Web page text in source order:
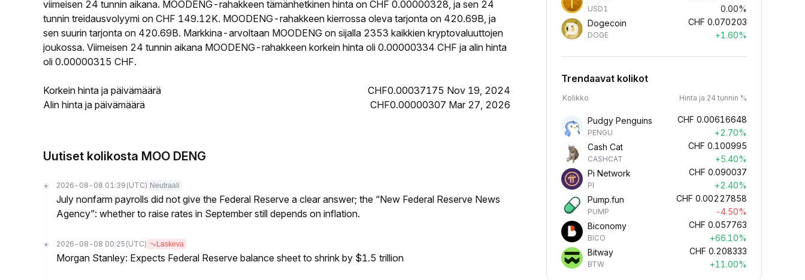
viimeisen 24 tunnin aikana. MOODENG-rahakkeen tämänhetkinen hinta on CHF 0.00000328, ja sen 24
tunnin treidausvolyymi on CHF 149.12K. MOODENG-rahakkeen kierrossa oleva tarjonta on 420.69B, ja
sen suurin tarjonta on 420.69B. Markkina-arvoltaan MOODENG on sijalla 2353 kaikkien kryptovaluuttojen
joukossa. Viimeisen 24 tunnin aikana MOODENG-rahakkeen korkein hinta oli 0.00000334 CHF ja alin hinta
oli 0.00000315 CHF.
Korkein hinta ja päivämäärä
CHF0.00037175 Nov 19, 2024
Alin hinta ja päivämäärä
CHF0.00000307 Mar 27, 2026
Uutiset kolikosta MOO DENG
2026-08-08 01:39 (UTC) Neutraali
July nonfarm payrolls did not give the Federal Reserve a clear answer; the “New Federal Reserve News
Agency”: whether to raise rates in September still depends on inflation.
2026-08-08 00:25 (UTC) Laskeva
Morgan Stanley: Expects Federal Reserve balance sheet to shrink by $1.5 trillion
USD1
0.00%
Dogecoin
DOGE
CHF 0.070203
+1.60%
Trendaavat kolikot
Kolikko Hinta ja 24 tunnin %
Pudgy Penguins
PENGU
CHF 0.00616648
+2.70%
Cash Cat
CASHCAT
CHF 0.100995
+5.40%
Pi Network
PI
CHF 0.090037
+2.40%
Pump.fun
PUMP
CHF 0.00227858
-4.50%
Biconomy
BICO
CHF 0.057763
+66.10%
Bitway
BTW
CHF 0.208333
+11.00%